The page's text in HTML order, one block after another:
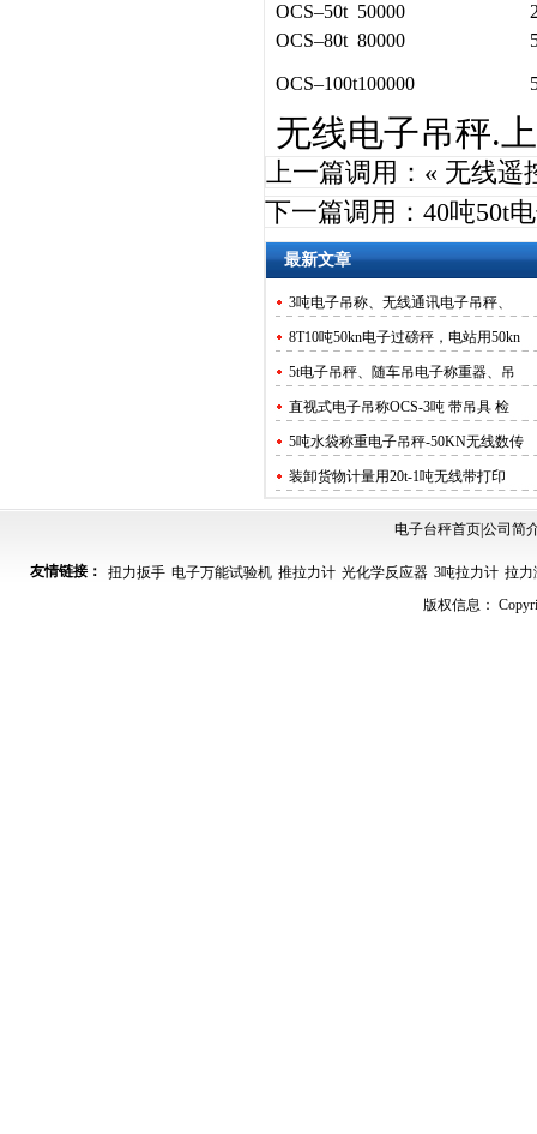
OCS–50t 50000
OCS–80t 80000
OCS–100t100000
无线电子吊秤.
上一篇调用：« 无线遥
下一篇调用： 40吨50t
最新文章
3吨电子吊称、无线通讯电子吊秤、
8T10吨50kn电子过磅秤，电站用50kn
5t电子吊秤、随车吊电子称重器、吊
直视式电子吊称OCS-3吨 带吊具 检
5吨水袋称重电子吊秤-50KN无线数传
装卸货物计量用20t-1吨无线带打印
OCS-5T电子吊钩称 精度2kg防锈防
10吨电子吊秤在起吊前的注意事项.
塑料用3吨4T5吨电子吊钩秤.称重准,
电子台秤首页公司简
友情链接： 扭力扳手 电子万能试验机 推拉力计 光化学反应器 3吨拉力计 拉力
版权信息：